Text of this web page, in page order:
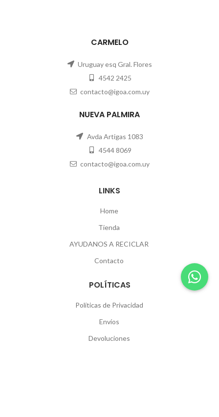
CARMELO
Uruguay esq Gral. Flores
4542 2425
contacto@igoa.com.uy
NUEVA PALMIRA
Avda Artigas 1083
4544 8069
contacto@igoa.com.uy
LINKS
Home
Tienda
AYUDANOS A RECICLAR
Contacto
POLÍTICAS
Políticas de Privacidad
Envíos
Devoluciones